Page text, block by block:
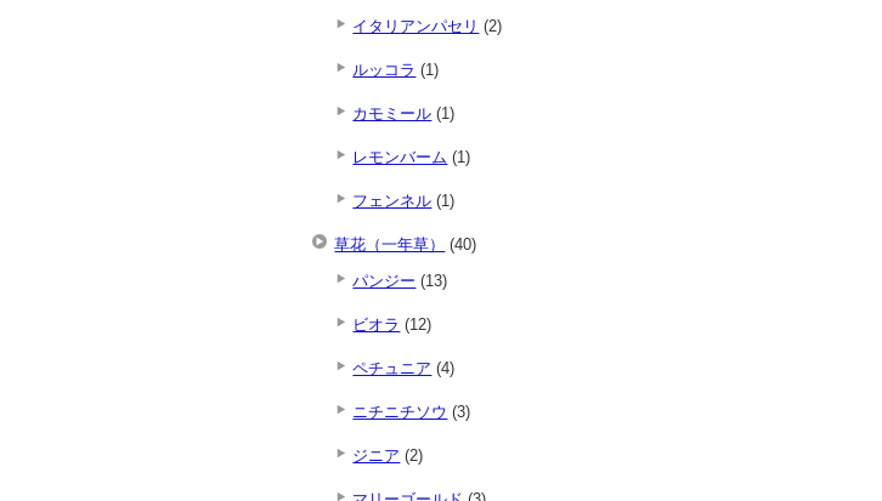
イタリアンパセリ (2)
ルッコラ (1)
カモミール (1)
レモンバーム (1)
フェンネル (1)
草花（一年草）
(40)
パンジー (13)
ビオラ (12)
ペチュニア (4)
ニチニチソウ (3)
ジニア (2)